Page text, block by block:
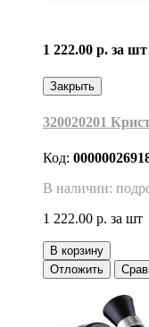
1 222.00 р. за шт
Закрыть
320020201
Код:
В наличии:
1 222.00 р. за шт
В корзину
Отложить